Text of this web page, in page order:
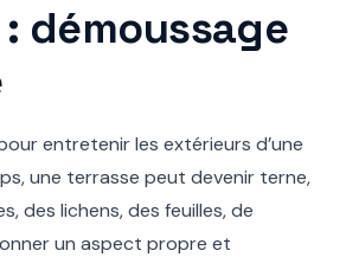
démoussage
entretenir les extérieurs d’une
une terrasse peut devenir terne,
des lichens, des feuilles, de
un aspect propre et